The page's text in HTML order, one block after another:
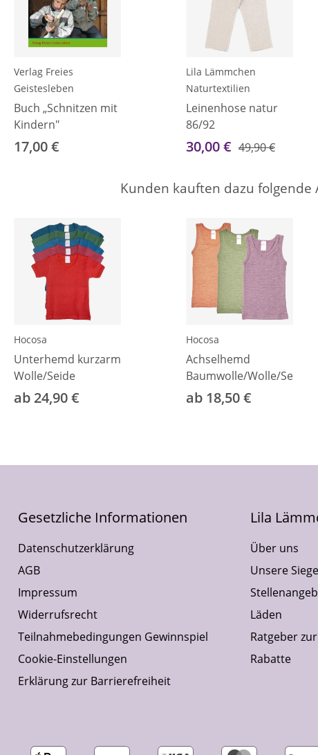
Verlag Freies
Geistesleben
Buch „Schnitzen mit
Kindern"
17,00 €
Lila Lämmchen
Naturtextilien
Leinenhose natur
86/92
30,00 € 49,90 €
Kunden kauften dazu folgende
Hocosa
Unterhemd kurzarm
Wolle/Seide
ab 24,90 €
Hocosa
Achselhemd
Baumwolle/Wolle/Seide
ab 18,50 €
Gesetzliche Informationen
Datenschutzerklärung
AGB
Impressum
Widerrufsrecht
Teilnahmebedingungen Gewinnspiel
Cookie-Einstellungen
Erklärung zur Barrierefreiheit
Lila
Über uns
Unsere
Läden
Ratgeber
Rabatte